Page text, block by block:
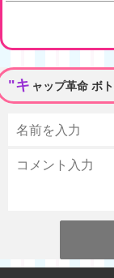
"キ ャップ革命 ボ